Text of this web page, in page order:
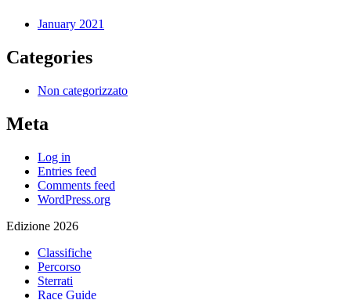
January 2021
Categories
Non categorizzato
Meta
Log in
Entries feed
Comments feed
WordPress.org
Edizione 2026
Classifiche
Percorso
Sterrati
Race Guide